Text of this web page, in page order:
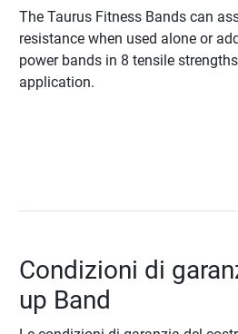
The Taurus Fitness Bands can
resistance when used alone or
power bands in 8 tensile
application.
Condizioni di
up Band